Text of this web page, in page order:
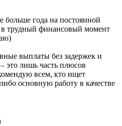
года на постоянной
трудный финансовый момент
выплаты без задержек и
это лишь часть плюсов
всем, кто ищет
основную работу в качестве